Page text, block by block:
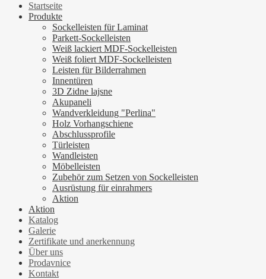
Startseite
Produkte
Sockelleisten für Laminat
Parkett-Sockelleisten
Weiß lackiert MDF-Sockelleisten
Weiß foliert MDF-Sockelleisten
Leisten für Bilderrahmen
Innentüren
3D Zidne lajsne
Akupaneli
Wandverkleidung "Perlina"
Holz Vorhangschiene
Abschlussprofile
Türleisten
Wandleisten
Möbelleisten
Zubehör zum Setzen von Sockelleisten
Ausrüstung für einrahmers
Aktion
Aktion
Katalog
Galerie
Zertifikate und anerkennung
Über uns
Prodavnice
Kontakt